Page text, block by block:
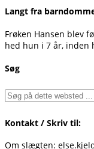
Langt fra
Frøken Hansen blev
hed hun i 7 år, inden
Søg
Kontakt / Skriv til:
Om slægten: